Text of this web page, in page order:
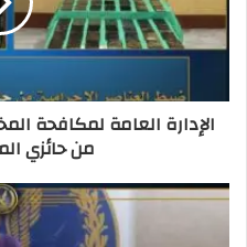
الإدارة العامة لمكافحة
من حائزي